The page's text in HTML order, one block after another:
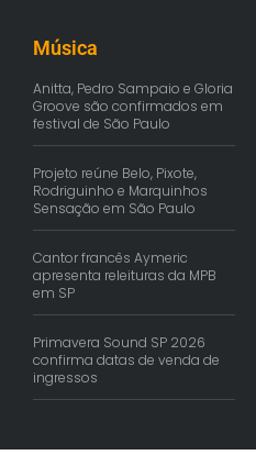
Música
Anitta, Pedro Sampaio e Gloria
Groove são confirmados em
festival de São Paulo
Projeto reúne Belo, Pixote,
Rodriguinho e Marquinhos
Sensação em São Paulo
Cantor francês Aymeric
apresenta releituras da MPB
em SP
Primavera Sound SP 2026
confirma datas de venda de
ingressos